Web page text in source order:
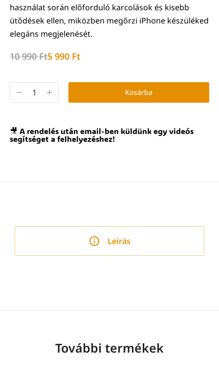
használat során előforduló karcolások és kisebb
ütődések ellen, miközben megőrzi iPhone készüléked
elegáns megjelenését.
10 990Ft5 990 Ft
Kosárba
🎥 A rendelés után email-ben küldünk egy videós
segítséget a felhelyezéshez!
Leírás
További termékek